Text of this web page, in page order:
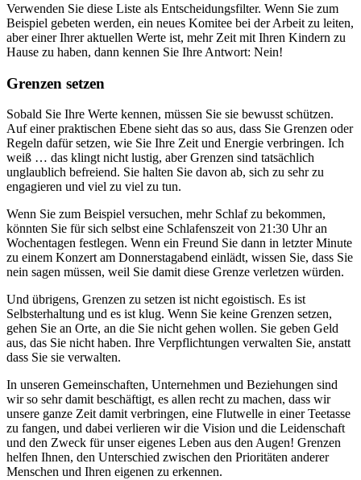
Verwenden Sie diese Liste als Entscheidungsfilter. Wenn Sie zum
Beispiel gebeten werden, ein neues Komitee bei der Arbeit zu leiten,
aber einer Ihrer aktuellen Werte ist, mehr Zeit mit Ihren Kindern zu
Hause zu haben, dann kennen Sie Ihre Antwort: Nein!
Grenzen setzen
Sobald Sie Ihre Werte kennen, müssen Sie sie bewusst schützen.
Auf einer praktischen Ebene sieht das so aus, dass Sie Grenzen oder
Regeln dafür setzen, wie Sie Ihre Zeit und Energie verbringen. Ich
weiß … das klingt nicht lustig, aber Grenzen sind tatsächlich
unglaublich befreiend. Sie halten Sie davon ab, sich zu sehr zu
engagieren und viel zu viel zu tun.
Wenn Sie zum Beispiel versuchen, mehr Schlaf zu bekommen,
könnten Sie für sich selbst eine Schlafenszeit von 21:30 Uhr an
Wochentagen festlegen. Wenn ein Freund Sie dann in letzter Minute
zu einem Konzert am Donnerstagabend einlädt, wissen Sie, dass Sie
nein sagen müssen, weil Sie damit diese Grenze verletzen würden.
Und übrigens, Grenzen zu setzen ist nicht egoistisch. Es ist
Selbsterhaltung und es ist klug. Wenn Sie keine Grenzen setzen,
gehen Sie an Orte, an die Sie nicht gehen wollen. Sie geben Geld
aus, das Sie nicht haben. Ihre Verpflichtungen verwalten Sie, anstatt
dass Sie sie verwalten.
In unseren Gemeinschaften, Unternehmen und Beziehungen sind
wir so sehr damit beschäftigt, es allen recht zu machen, dass wir
unsere ganze Zeit damit verbringen, eine Flutwelle in einer Teetasse
zu fangen, und dabei verlieren wir die Vision und die Leidenschaft
und den Zweck für unser eigenes Leben aus den Augen! Grenzen
helfen Ihnen, den Unterschied zwischen den Prioritäten anderer
Menschen und Ihren eigenen zu erkennen.